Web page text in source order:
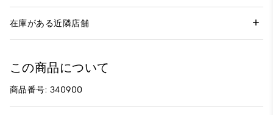
在庫がある近隣店舗
この商品について
商品番号: 340900